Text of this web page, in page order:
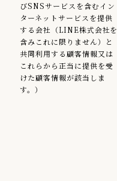
びSNSサービスを含むイン
ターネットサービスを提供
する会社（LINE株式会社を
含みこれに限りません）と
共同利用する顧客情報又は
これらから正当に提供を受
けた顧客情報が該当しま
す。）